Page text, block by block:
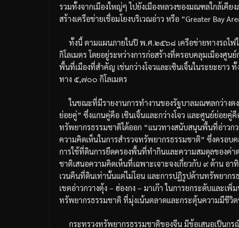
รวมทั้งจากเมืองใหญ่ๆ ไปยังเมืองหลวงของมณฑลใกล้เคีย
สร้างเครือข่ายเชื่อมโยงบริเวณอ่าว หรือ “Greater Bay
ทั้งนี้ตามแผนภายในปีพ.ศ.๒๕๖๘ เครือข่ายทางรถไฟ
กิโลเมตร โดยอยู่ระหว่างการก่อสร้างที่ครอบคลุมเมืองศูนย์
พื้นที่เมืองที่สำคัญ เช่นกว่างโจวและเซินเจิ้นในระยะยาว ทั้
ทาง ๕,๗๐๐ กิโลเมตร
ในขณะที่มีรายงานการทำงานของรัฐบาลมณฑลกว่างตง
ย่อยคู่” ซึ่งแกนคู่คือ เซินเจิ้นและกว่างโจว และศูนย์ย่อยคู่คื
ทรัพยากรธรรมชาติได้ออก “แนวทางสนับสนุนพื้นที่อ่าวกว
ความคิดเห็นในการสำรวจทรัพยากรธรรมชาติ” ซึ่งครอบ
การใช้ที่ดินการยึดครองพื้นที่ทำกินและความสมดุลของค่
ชาติเสนอความคิดเห็นที่เฉพาะเจาะจงเกี่ยวกับ๙ด้านอาทิ
เวนคืนที่ดินเท่านั้นแต่ไม่โอน และการปฏิรูปด้านทรัพยากร
เขตอ่าวกวางตุ้ง – ฮ่องกง – มาเก๊า ในการยกระดับและเพิ่
ทรัพยากรธรรมชาติ ที่มุ่งเน้นตลาดและกระตุ้นความมีชีวิ
กระทรวงทรัพยากรธรรมชาติของจีนมีข้อเสนอเป็นกร